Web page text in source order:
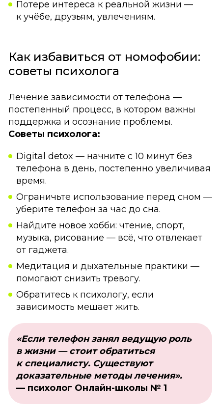
Потере интереса к реальной жизни —
к учёбе, друзьям, увлечениям.
Как избавиться от номофобии:
советы психолога
Лечение зависимости от телефона —
постепенный процесс, в котором важны
поддержка и осознание проблемы.
Советы психолога:
Digital detox — начните с 10 минут без
телефона в день, постепенно увеличивая
время.
Ограничьте использование перед сном —
уберите телефон за час до сна.
Найдите новое хобби: чтение, спорт,
музыка, рисование — всё, что отвлекает
от гаджета.
Медитация и дыхательные практики —
помогают снизить тревогу.
Обратитесь к психологу, если
зависимость мешает жить.
«Если телефон занял ведущую роль
в жизни — стоит обратиться
к специалисту. Существуют
доказательные методы лечения».
— психолог Онлайн-школы № 1